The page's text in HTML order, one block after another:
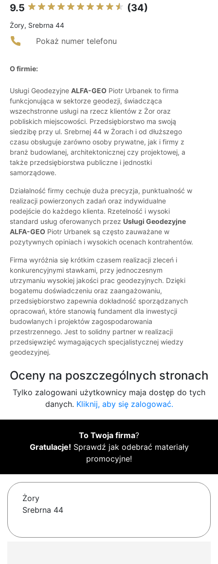
9.5 (34)
Żory, Srebrna 44
Pokaż numer telefonu
O firmie:
Usługi Geodezyjne ALFA-GEO Piotr Urbanek to firma
funkcjonująca w sektorze geodezji, świadcząca
wszechstronne usługi na rzecz klientów z Żor oraz
pobliskich miejscowości. Przedsiębiorstwo ma swoją
siedzibę przy ul. Srebrnej 44 w Żorach i od dłuższego
czasu obsługuje zarówno osoby prywatne, jak i firmy z
branż budowlanej, architektonicznej czy projektowej, a
także przedsiębiorstwa publiczne i jednostki
samorządowe.
Działalność firmy cechuje duża precyzja, punktualność w
realizacji powierzonych zadań oraz indywidualne
podejście do każdego klienta. Rzetelność i wysoki
standard usług oferowanych przez Usługi Geodezyjne
ALFA-GEO Piotr Urbanek są często zauważane w
pozytywnych opiniach i wysokich ocenach kontrahentów.
Firma wyróżnia się krótkim czasem realizacji zleceń i
konkurencyjnymi stawkami, przy jednoczesnym
utrzymaniu wysokiej jakości prac geodezyjnych. Dzięki
bogatemu doświadczeniu oraz zaangażowaniu,
przedsiębiorstwo zapewnia dokładność sporządzanych
opracowań, które stanowią fundament dla inwestycji
budowlanych i projektów zagospodarowania
przestrzennego. Jest to solidny partner w realizacji
przedsięwzięć wymagających specjalistycznej wiedzy
geodezyjnej.
Oceny na poszczególnych stronach
Tylko zalogowani użytkownicy maja dostęp do tych
danych. Kliknij, aby się zalogować.
To Twoja firma?
Gratulacje! Sprawdź jak odebrać materiały
promocyjne!
Żory
Srebrna 44